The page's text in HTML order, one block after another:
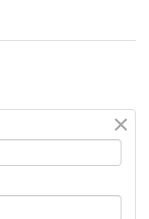
×